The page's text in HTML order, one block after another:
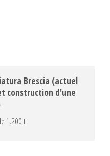
Brescia (actuel
construction d'une
1.200 t